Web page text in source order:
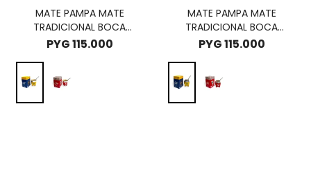
MATE PAMPA MATE
TRADICIONAL BOCA
ABIERTA EDIC. CLUBES -
PYG115.000
MATE PAMPA MATE
TRADICIONAL BOCA
CERRADO EDIC. CLUBES -
PYG115.000